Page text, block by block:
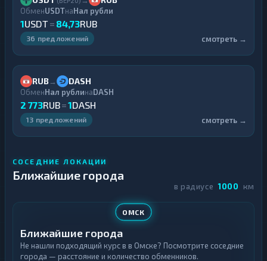
ОбменUSDTнаНал рубли
1USDT= 84,73RUB
36 предложений смотреть →
RUB→ DASH
ОбменНал рублинаDASH
2 773RUB=1DASH
13 предложений смотреть →
СОСЕДНИЕ ЛОКАЦИИ
Ближайшие города
в радиусе 1000 км
Ближайшие города
Не нашли подходящий курс в в Омске? Посмотрите соседние
города — расстояние и количество обменников.
ОМСК